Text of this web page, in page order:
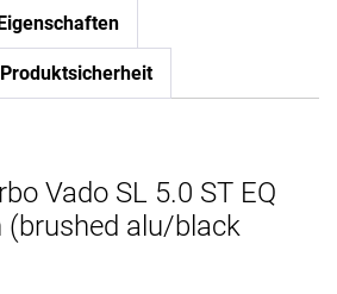
Eigenschaften
Vado SL 5.0 ST EQ
(brushed alu/black